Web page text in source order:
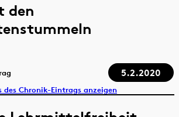
den
5.2.2020
des Chronik-Eintrags anzeigen